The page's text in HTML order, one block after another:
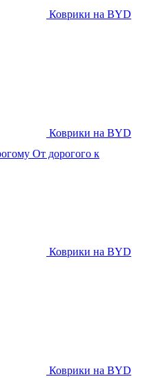
Коврики на BYD
Коврики на BYD
Коврики на BYD
Коврики на BYD
От дорогого к